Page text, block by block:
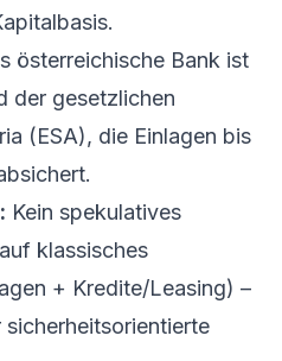
österreichische Bank ist
der gesetzlichen
(ESA), die Einlagen bis
Kein spekulatives
klassisches
+ Kredite/Leasing) –